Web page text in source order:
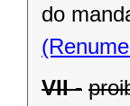
do
VII -